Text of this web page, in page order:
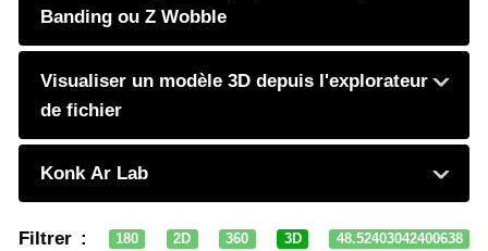
Banding ou Z Wobble
Visualiser un modèle 3D depuis l'explorateur
de fichier
Konk Ar Lab
Filtrer : 180 2D 360 3D
48.52403042400638